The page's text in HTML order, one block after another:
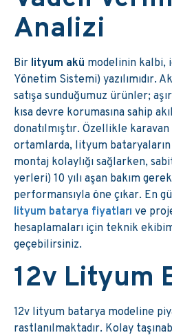
Analizi
Bir lityum akü modelinin kalbi,
Yönetim Sistemi) yazılımıdır.
satışa sunduğumuz ürünler;
kısa devre korumasına sahip
donatılmıştır. Özellikle karavan
ortamlarda, lityum bataryaların
montaj kolaylığı sağlarken,
yerleri) 10 yılı aşan bakım
performansıyla öne çıkar. En
lityum batarya fiyatları ve
hesaplamaları için teknik
geçebilirsiniz.
12v Lityum
12v lityum batarya modeline
rastlanılmaktadır. Kolay